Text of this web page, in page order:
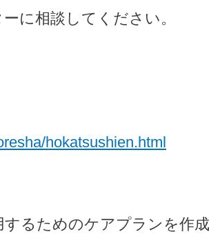
に相談してください。
hokatsushien.html
るためのケアプランを作成